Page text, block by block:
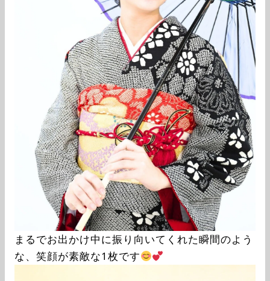
まるでお出かけ中に振り向いてくれた瞬間のよう
な、笑顔が素敵な1枚です